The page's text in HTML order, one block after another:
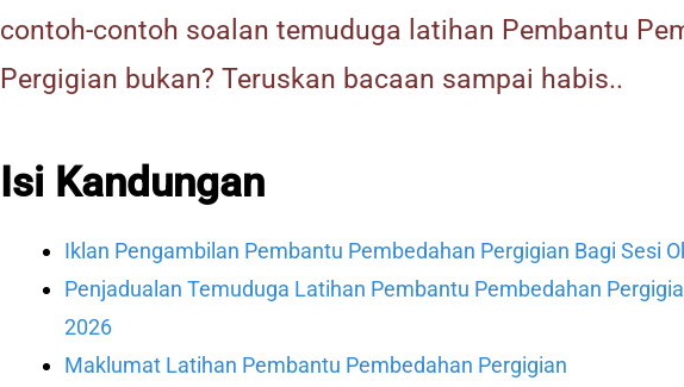
contoh-contoh soalan temuduga latihan Pembantu
Pergigian bukan? Teruskan bacaan sampai habis..
Isi Kandungan
Iklan Pengambilan Pembantu Pembedahan Pergigian Bagi Sesi
Penjadualan Temuduga Latihan Pembantu Pembedahan
2026
Maklumat Latihan Pembantu Pembedahan Pergigian